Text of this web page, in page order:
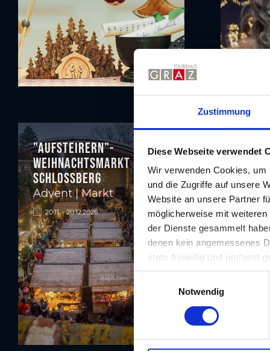
Zustimmung
Diese Webseite verwendet
Wir verwenden Cookies,
und die Zugriffe auf unsere
Website an unsere Partner
möglicherweise mit
der Dienste gesammelt
denen kein angemessenes
stets freiwillig und umfasst
Übermittlungen an
unserer Website nicht
E
i
n
w
i
Notwendig
"Aufsteirern"-
Weihnachtsmarkt am
Schlossberg
Advent | Markt
20.11. - 20.12.2026